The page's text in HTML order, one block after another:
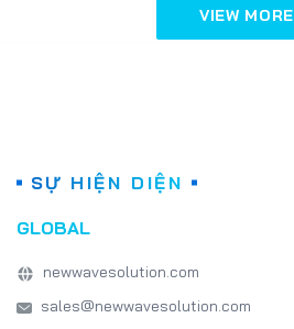
VIEW MORE
SỰ HIỆN DIỆN
GLOBAL
newwavesolution.com
sales@newwavesolution.com